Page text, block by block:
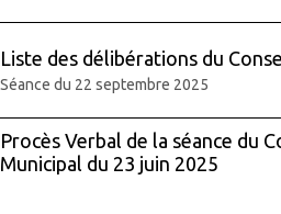
Liste des délibérations du
Séance du 22 septembre 2025
Procès Verbal de la séance du
Municipal du 23 juin 2025